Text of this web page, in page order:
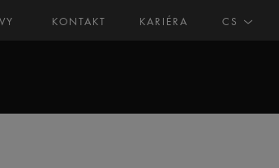
KONTAKT KARIÉRA CS